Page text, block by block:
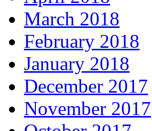
March 2018
February 2018
January 2018
December 2017
November 2017